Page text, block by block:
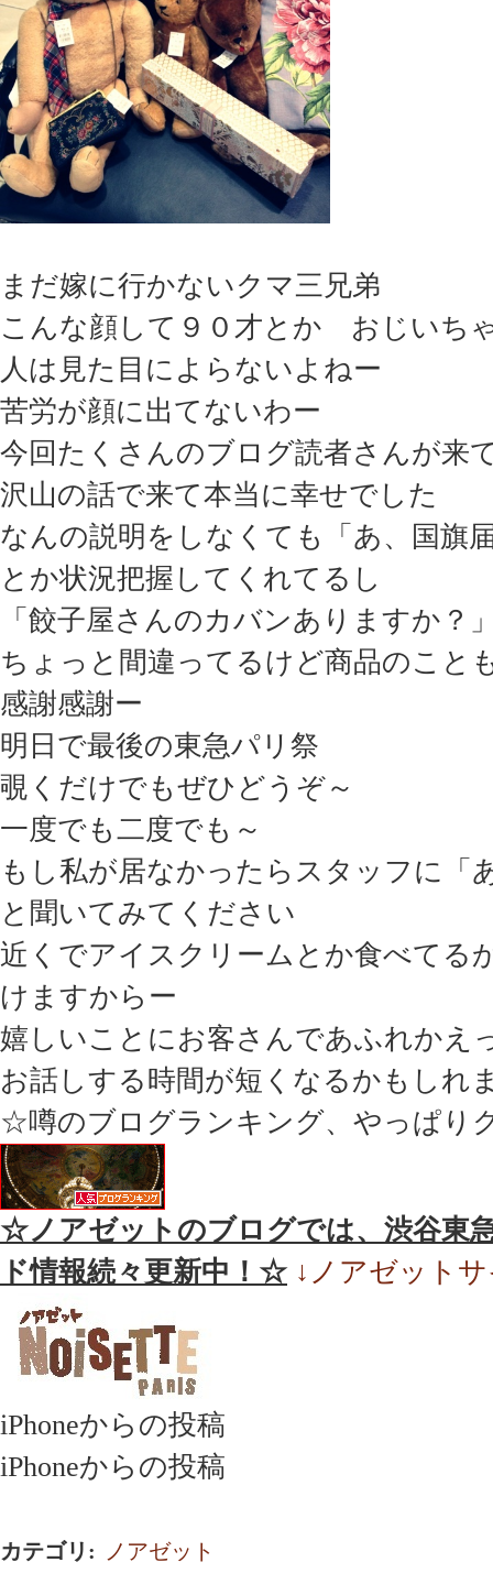
まだ嫁に行かないクマ三兄弟
こんな顔して９０才とか おじいち
人は見た目によらないよねー
苦労が顔に出てないわー
今回たくさんのブログ読者さんが来
沢山の話で来て本当に幸せでした
なんの説明をしなくても「あ、国旗
とか状況把握してくれてるし
「餃子屋さんのカバンありますか？
ちょっと間違ってるけど商品のこと
感謝感謝ー
明日で最後の東急パリ祭
覗くだけでもぜひどうぞ～
一度でも二度でも～
もし私が居なかったらスタッフに「
と聞いてみてください
近くでアイスクリームとか食べてる
けますからー
嬉しいことにお客さんであふれかえ
お話しする時間が短くなるかもしれ
☆噂のブログランキング、やっぱり
☆ノアゼットのブログでは、渋谷東
ド情報続々更新中！☆ ↓ノアゼット
iPhoneからの投稿
iPhoneからの投稿
カテゴリ : ノアゼット